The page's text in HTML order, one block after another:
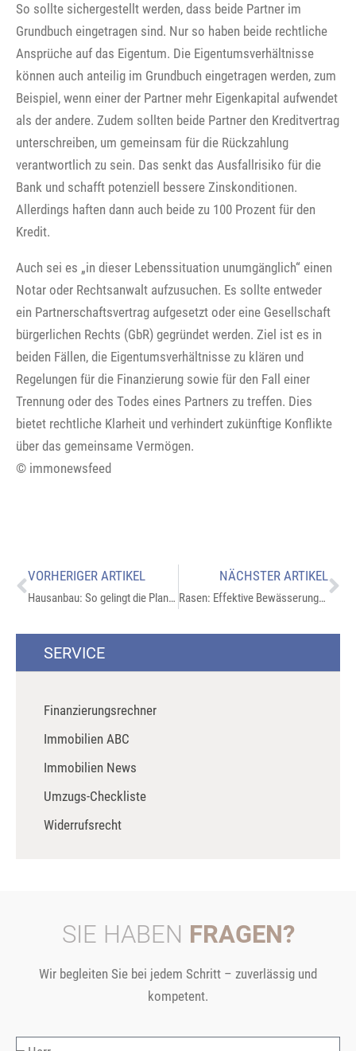
So sollte sichergestellt werden, dass beide Partner im
Grundbuch eingetragen sind. Nur so haben beide rechtliche
Ansprüche auf das Eigentum. Die Eigentumsverhältnisse
können auch anteilig im Grundbuch eingetragen werden, zum
Beispiel, wenn einer der Partner mehr Eigenkapital aufwendet
als der andere. Zudem sollten beide Partner den Kreditvertrag
unterschreiben, um gemeinsam für die Rückzahlung
verantwortlich zu sein. Das senkt das Ausfallrisiko für die
Bank und schafft potenziell bessere Zinskonditionen.
Allerdings haften dann auch beide zu 100 Prozent für den
Kredit.
Auch sei es „in dieser Lebenssituation unumgänglich“ einen
Notar oder Rechtsanwalt aufzusuchen. Es sollte entweder
ein Partnerschaftsvertrag aufgesetzt oder eine Gesellschaft
bürgerlichen Rechts (GbR) gegründet werden. Ziel ist es in
beiden Fällen, die Eigentumsverhältnisse zu klären und
Regelungen für die Finanzierung sowie für den Fall einer
Trennung oder des Todes eines Partners zu treffen. Dies
bietet rechtliche Klarheit und verhindert zukünftige Konflikte
über das gemeinsame Vermögen.
© immonewsfeed
VORHERIGER ARTIKEL
Hausanbau: So gelingt die Planung
NÄCHSTER ARTIKEL
Rasen: Effektive Bewässerungstechniken im Sommer und Winter
SERVICE
Finanzierungsrechner
Immobilien ABC
Immobilien News
Umzugs-Checkliste
Widerrufsrecht
SIE HABEN FRAGEN?
Wir begleiten Sie bei jedem Schritt – zuverlässig und
kompetent.